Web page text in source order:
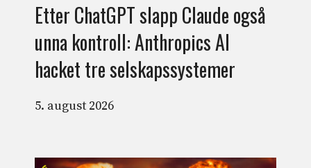
Etter ChatGPT slapp Claude også
unna kontroll: Anthropics AI
hacket tre selskapssystemer
5. august 2026